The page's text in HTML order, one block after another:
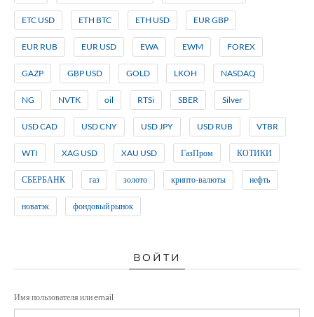
ETC USD ETH BTC ETH USD EUR GBP
EUR RUB EUR USD EWA EWM FOREX
GAZP GBP USD GOLD LKOH NASDAQ
NG NVTK oil RTSi SBER Silver
USD CAD USD CNY USD JPY USD RUB VTBR
WTI XAG USD XAU USD ГазПром КОТИКИ
СБЕРБАНК газ золото крипто-валюты нефть
новатэк фондовый рынок
ВОЙТИ
Имя пользователя или email